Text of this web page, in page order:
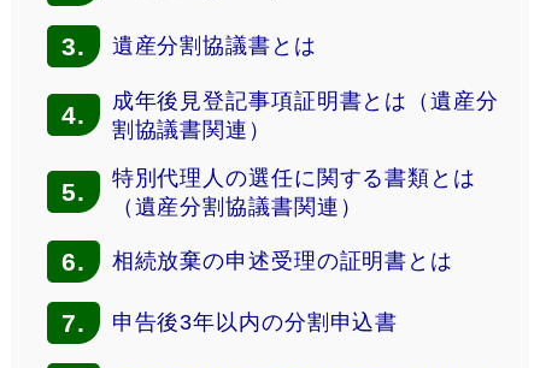
3. 遺産分割協議書とは
4.
成年後見登記事項証明書とは（遺産分
割協議書関連）
5.
特別代理人の選任に関する書類とは
（遺産分割協議書関連）
6. 相続放棄の申述受理の証明書とは
7. 申告後3年以内の分割申込書